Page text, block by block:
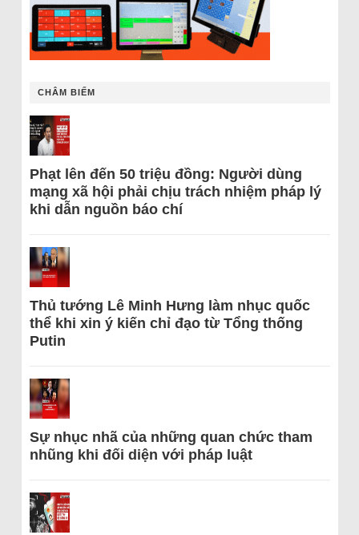
CHÂM BIẾM
Phạt lên đến 50 triệu đồng: Người dùng
mạng xã hội phải chịu trách nhiệm pháp lý
khi dẫn nguồn báo chí
Thủ tướng Lê Minh Hưng làm nhục quốc
thể khi xin ý kiến chỉ đạo từ Tổng thống
Putin
Sự nhục nhã của những quan chức tham
nhũng khi đối diện với pháp luật